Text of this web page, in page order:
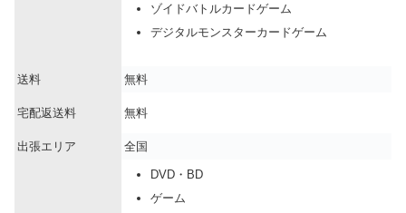
ゾイドバトルカードゲーム
デジタルモンスターカードゲーム
送料 無料
宅配返送料 無料
出張エリア 全国
DVD・BD
ゲーム